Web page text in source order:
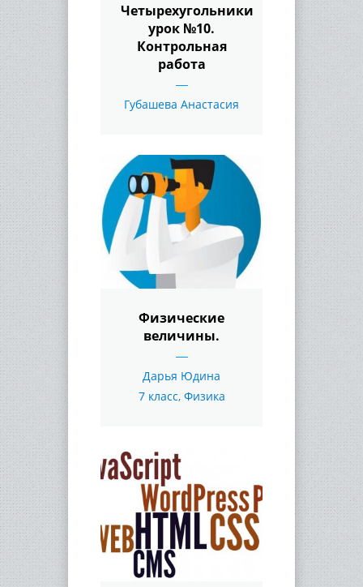
Четырехугольники
урок №10.
Контрольная
работа
Губашева Анастасия
Физические
величины.
Дарья Юдина
7 класс, Физика